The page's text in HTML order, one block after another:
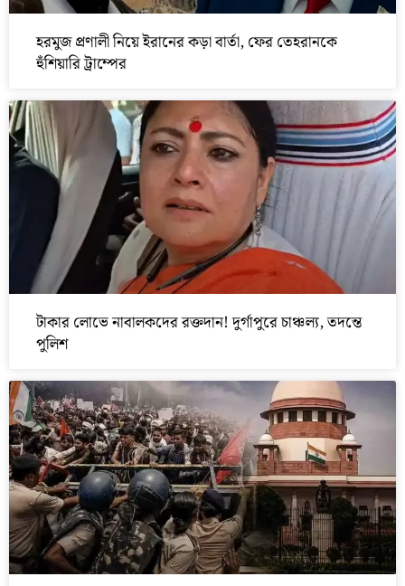
হরমুজ প্রণালী নিয়ে ইরানের কড়া বার্তা, ফের তেহরানকে
হুঁশিয়ারি ট্রাম্পের
টাকার লোভে নাবালকদের রক্তদান! দুর্গাপুরে চাঞ্চল্য, তদন্তে
পুলিশ